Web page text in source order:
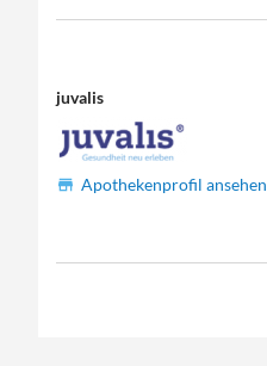
juvalis
Apothekenprofil ansehen